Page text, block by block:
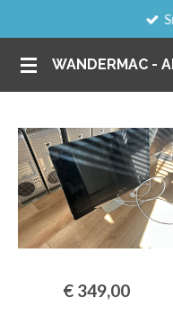
naar
de
WANDERMAC -
€ 349,00